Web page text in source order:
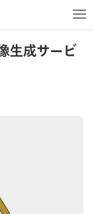
を使ったAI画像生成サービス
生成サービ